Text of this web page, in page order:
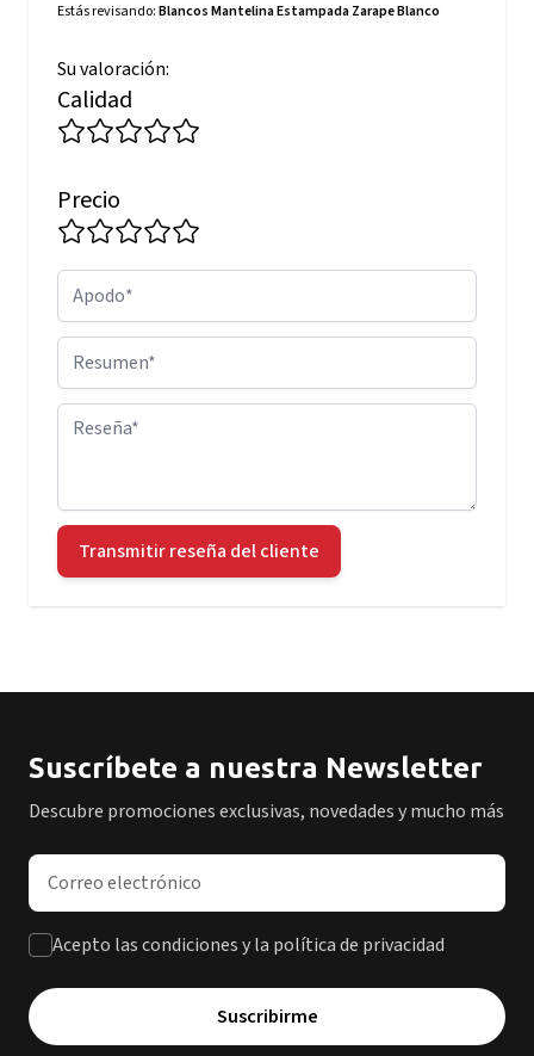
Estás revisando:Blancos Mantelina Estampada Zarape Blanco
Su valoración:
Calidad
Precio
Apodo
Resumen
Reseña
Transmitir reseña del cliente
Suscríbete a nuestra Newsletter
Descubre promociones exclusivas, novedades y mucho más
Dirección de correo electrónico
Acepto las condiciones y la política de privacidad
Suscribirme